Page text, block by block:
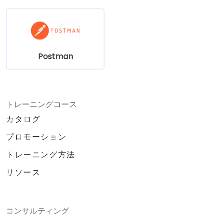
Postman
トレーニングコース
カタログ
プロモーション
トレーニング方法
リソース
コンサルティング